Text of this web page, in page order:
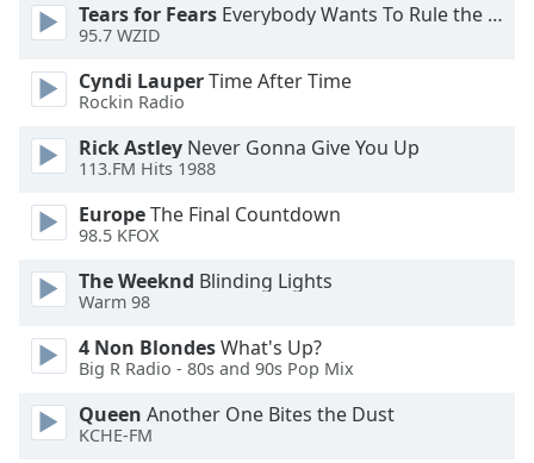
Opacity
Color
Opacity
Caption
Area
Background
Color
Opacity
Tears for Fears Everybody Wants To Rule the World
95.7 WZID
Cyndi LauperTime After Time
Rockin Radio
Rick Astley Never Gonna Give You Up
113.FM Hits 1988
EuropeThe Final Countdown
98.5 KFOX
The Weeknd Blinding Lights
Warm 98
4 Non BlondesWhat's Up?
Big R Radio - 80s and 90s Pop Mix
Queen Another One Bites the Dust
KCHE-FM